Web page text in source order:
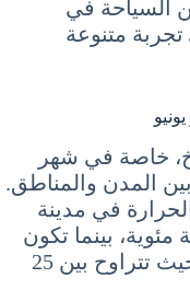
السياحة في
باكستان شهر يونيو 6 حزيران June تجربة متنوعة
خاصة في شهر
المدن والمناطق.
في مدينة
بين 30 و35 درجة مئوية، بينما تكون
أكثر اعتدالاً في مدينة إسلام آباد، حيث تتراوح بين 25